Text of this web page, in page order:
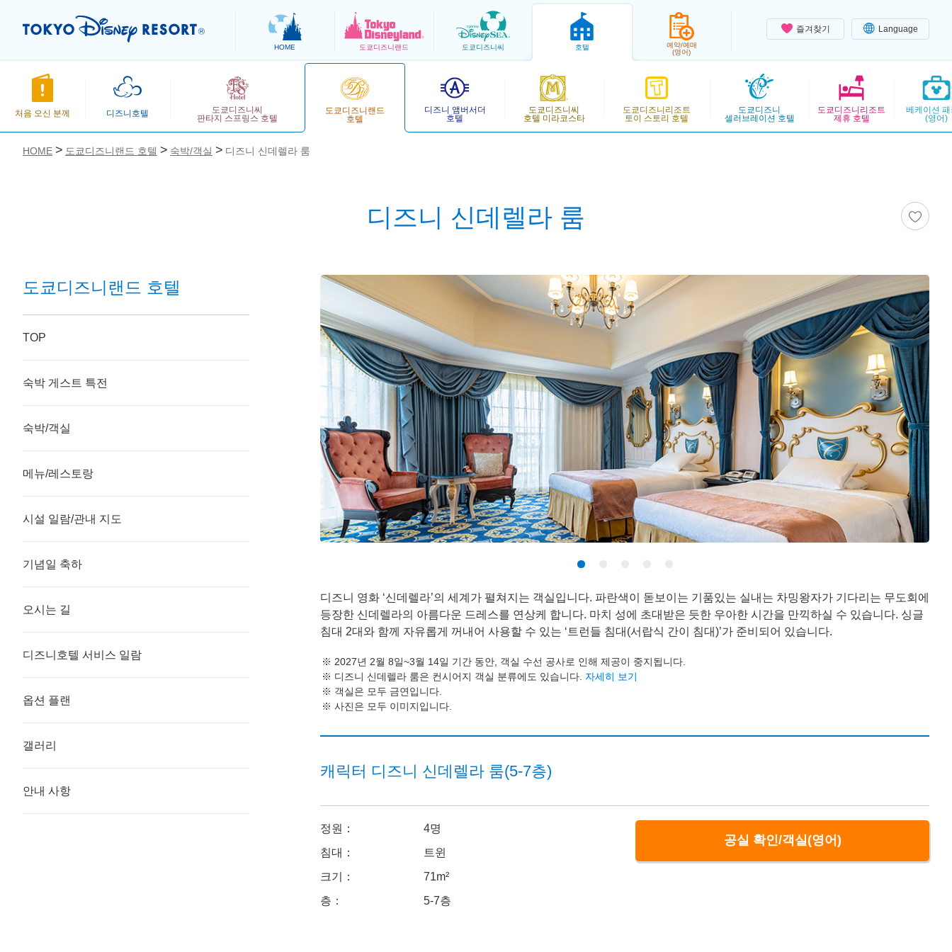
즐겨찾기 Language
HOME 도쿄디즈니랜드 도쿄디즈니씨 호텔
예약/예매
(영어)
처음 오신 분께 디즈니호텔
도쿄디즈니씨
판타지 스프링스 호텔
도쿄디즈니랜드
호텔
디즈니 앰버서더
호텔
도쿄디즈니씨
호텔 미라코스타
도쿄디즈니리조트
토이 스토리 호텔
도쿄디즈니
셀러브레이션 호텔
도쿄디즈니리조트
제휴 호텔
베케이션
(영어)
HOME 도쿄디즈니랜드 호텔 숙박/객실 디즈니 신데렐라 룸
디즈니 신데렐라 룸
디즈니 영화 ‘신데렐라’의 세계가 펼쳐지는 객실입니다. 파란색이 돋보이는 기품있는 실내는 차밍왕자가 기다리는 무도회에
등장한 신데렐라의 아름다운 드레스를 연상케 합니다. 마치 성에 초대받은 듯한 우아한 시간을 만끽하실 수 있습니다. 싱글
침대 2대와 함께 자유롭게 꺼내어 사용할 수 있는 ‘트런들 침대(서랍식 간이 침대)’가 준비되어 있습니다.
2027년 2월 8일~3월 14일 기간 동안, 객실 수선 공사로 인해 제공이 중지됩니다.
디즈니 신데렐라 룸은 컨시어지 객실 분류에도 있습니다. 자세히 보기
객실은 모두 금연입니다.
사진은 모두 이미지입니다.
캐릭터 디즈니 신데렐라 룸(5-7층)
정원：
4명
침대：
트윈
크기：
71m²
층：
5-7층
공실 확인/객실(영어)
도쿄디즈니랜드 호텔
TOP
숙박 게스트 특전
숙박/객실
메뉴/레스토랑
시설 일람/관내 지도
기념일 축하
오시는 길
디즈니호텔 서비스 일람
옵션 플랜
갤러리
안내 사항